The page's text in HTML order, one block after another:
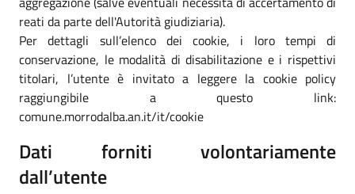
reati da parte dell'Autorità giudiziaria).
Per dettagli sull’elenco dei cookie, i loro tempi di
conservazione, le modalità di disabilitazione e i rispettivi
titolari, l’utente è invitato a leggere la cookie policy
raggiungibile a questo link:
comune.morrodalba.an.it/it/cookie
Dati forniti volontariamente
dall’utente